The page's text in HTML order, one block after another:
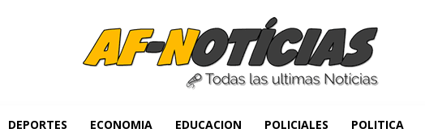
DEPORTES ECONOMIA EDUCACION POLICIALES POLITICA